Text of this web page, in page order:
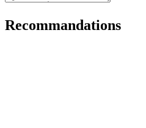
Recommandations